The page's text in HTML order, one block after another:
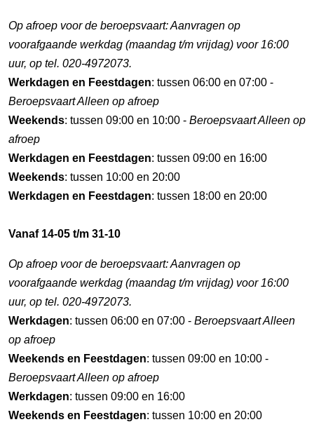
Op afroep voor de beroepsvaart: Aanvragen op
voorafgaande werkdag (maandag t/m vrijdag) voor 16:00
uur, op tel. 020-4972073.
Werkdagen en Feestdagen: tussen 06:00 en 07:00 -
Beroepsvaart Alleen op afroep
Weekends: tussen 09:00 en 10:00 - Beroepsvaart Alleen op
afroep
Werkdagen en Feestdagen: tussen 09:00 en 16:00
Weekends: tussen 10:00 en 20:00
Werkdagen en Feestdagen: tussen 18:00 en 20:00
Vanaf 14-05 t/m 31-10
Op afroep voor de beroepsvaart: Aanvragen op
voorafgaande werkdag (maandag t/m vrijdag) voor 16:00
uur, op tel. 020-4972073.
Werkdagen: tussen 06:00 en 07:00 - Beroepsvaart Alleen
op afroep
Weekends en Feestdagen: tussen 09:00 en 10:00 -
Beroepsvaart Alleen op afroep
Werkdagen: tussen 09:00 en 16:00
Weekends en Feestdagen: tussen 10:00 en 20:00